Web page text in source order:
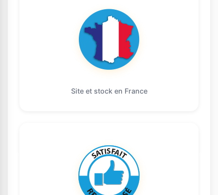
Site et stock en France